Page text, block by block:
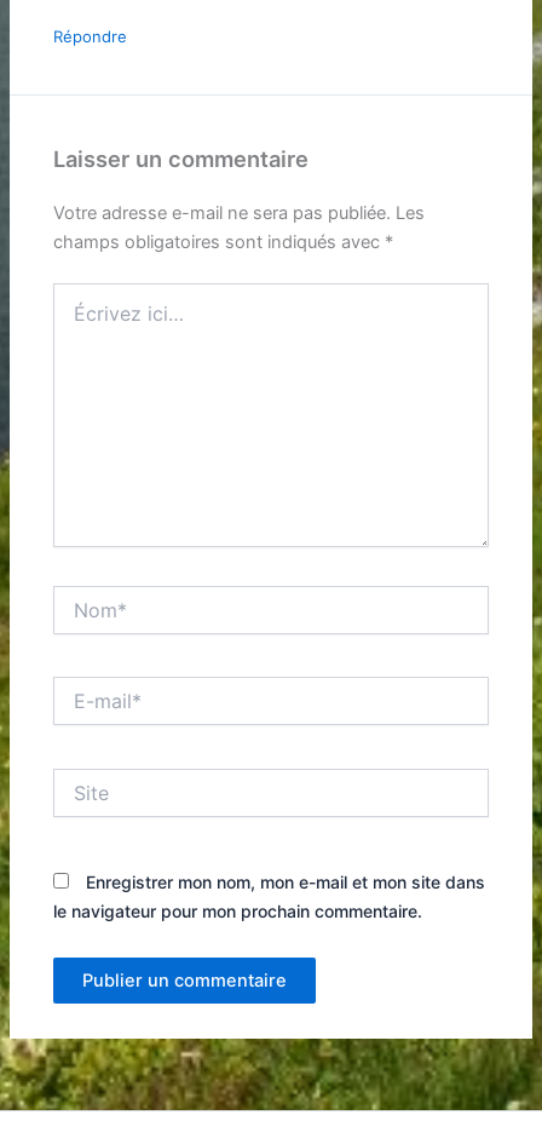
Répondre
Laisser un commentaire
Votre adresse e-mail ne sera pas publiée. Les
champs obligatoires sont indiqués avec *
ici…
mail*
Enregistrer mon nom, mon e-mail et mon site dans
le navigateur pour mon prochain commentaire.